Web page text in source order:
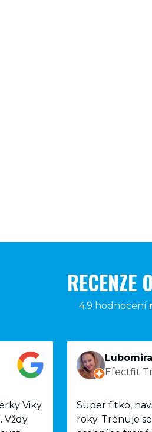
RECENZE
4.9 hodnocení
Viky
Vždy
Efectfit
Super fitko,
roky. Trénuje